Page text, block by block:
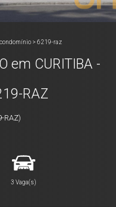
> 6219-raz
em CURITIBA -
RAZ
RAZ)
3 Vaga(s)